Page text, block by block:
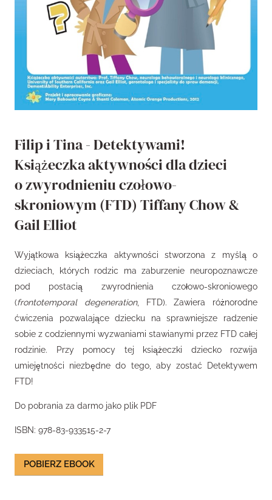
Filip i Tina - Detektywami!
Książeczka aktywności dla dzieci
o zwyrodnieniu czołowo-
skroniowym (FTD) Tiffany Chow &
Gail Elliot
Wyjątkowa książeczka aktywności stworzona z myślą o
dzieciach, których rodzic ma zaburzenie neuropoznawcze
pod postacią zwyrodnienia czołowo-skroniowego
(frontotemporal degeneration, FTD). Zawiera różnorodne
ćwiczenia pozwalające dziecku na sprawniejsze radzenie
sobie z codziennymi wyzwaniami stawianymi przez FTD całej
rodzinie. Przy pomocy tej książeczki dziecko rozwija
umiejętności niezbędne do tego, aby zostać Detektywem
FTD!
Do pobrania za darmo jako plik PDF
ISBN: 978-83-933515-2-7
POBIERZ EBOOK